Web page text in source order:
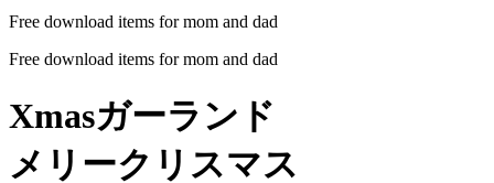
Free download items for mom and dad
Free download items for mom and dad
Xmasガーランド
メリークリスマス